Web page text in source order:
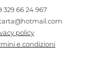
329 66 24 967
policy
e condizioni